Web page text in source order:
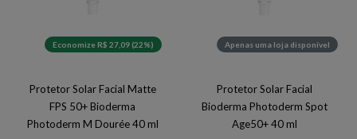
Economize R$ 27,09 (22%)
Protetor Solar Facial Matte
FPS 50+ Bioderma
Photoderm M Dourée 40 ml
Apenas uma loja disponível
Protetor Solar Facial
Bioderma Photoderm Spot
Age50+ 40 ml